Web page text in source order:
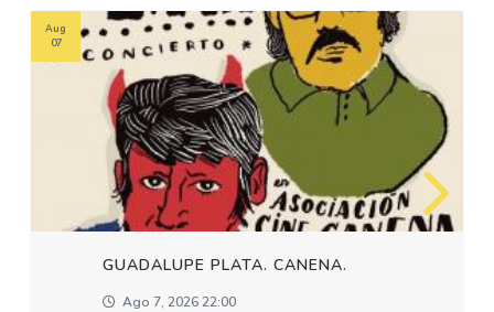
GUADALUPE PLATA. CANENA.
Ago 7, 2026 22:00
Aug
07